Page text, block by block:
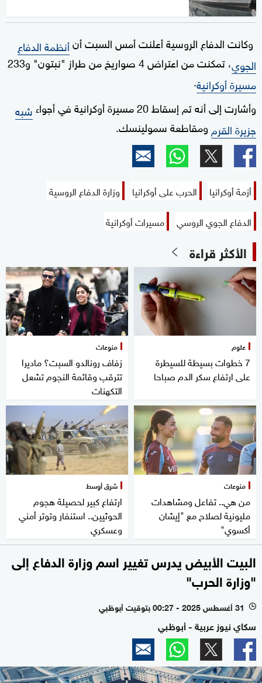
وكانت الدفاع الروسية أعلنت أمس السبت أنأنظمة الدفاع
الجوي، تمكنت من اعتراض 4 صواريخ من طراز "نبتون" و233
مسيرة أوكرانية.
وأشارت إلى أنه تم إسقاط 20 مسيرة أوكرانية في أجواء
شبه
جزيرة القرم ومقاطعة سمولينسك.
أزمة أوكرانيا الحرب على أوكرانيا
وزارة الدفاع الروسية
الدفاع الجوي الروسي
مسيرات أوكرانية
الأكثر قراءة
علوم
7 خطوات بسيطة للسيطرة
على ارتفاع سكر الدم صباحا
منوعات
زفاف رونالدو السبت؟ ماديرا
تترقب وقائمة النجوم تشعل
التكهنات
منوعات
من هي.. تفاعل ومشاهدات
مليونية لصلاح مع "إيشان
أكسوي"
شرق أوسط
ارتفاع كبير لحصيلة هجوم
الحوثيين.. استنفار وتوتر أمني
وعسكري
البيت الأبيض يدرس تغيير اسم وزارة الدفاع إلى
"وزارة الحرب"
l 31 أغسطس 2025 - 00:27 بتوقيت أبوظبي
سكاي نيوز عربية - أبوظبي